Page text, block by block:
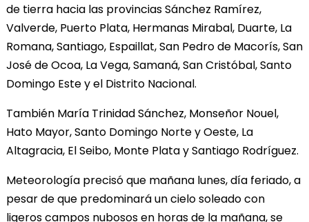
de tierra hacia las provincias Sánchez Ramírez,
Valverde, Puerto Plata, Hermanas Mirabal, Duarte, La
Romana, Santiago, Espaillat, San Pedro de Macorís, San
José de Ocoa, La Vega, Samaná, San Cristóbal, Santo
Domingo Este y el Distrito Nacional.
También María Trinidad Sánchez, Monseñor Nouel,
Hato Mayor, Santo Domingo Norte y Oeste, La
Altagracia, El Seibo, Monte Plata y Santiago Rodríguez.
Meteorología precisó que mañana lunes, día feriado, a
pesar de que predominará un cielo soleado con
ligeros campos nubosos en horas de la mañana, se